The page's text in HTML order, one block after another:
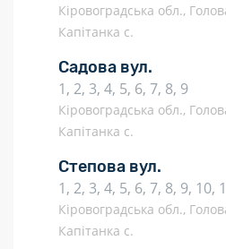
Кіровоградська обл.,
Капітанка с.
Садова вул.
1, 2, 3, 4, 5, 6, 7, 8, 9
Кіровоградська обл.,
Капітанка с.
Степова вул.
1, 2, 3, 4, 5, 6, 7, 8, 9, 10,
Кіровоградська обл.,
Капітанка с.